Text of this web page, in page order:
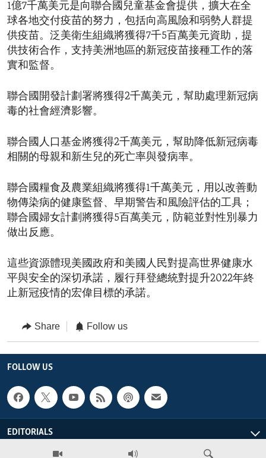
1億7千萬美元是向聯合國兒童基金會提供，擴大在全
球各地交付疫苗的努力，包括向高風險和弱勢人群提
供疫苗。泛美衛生組織將獲得7千5百萬美元資助，提
供技術合作，支持美洲地區的新冠疫苗接種工作的落
實和監督。
聯合國開發計劃署將獲得2千萬美元，幫助處理新冠病
毒的社會經濟影響。
聯合國人口基金將獲得2千萬美元，幫助降低新冠病毒
相關的母親和新生兒的死亡率與發病率。
聯合國糧食及農業組織將獲得1千萬美元，用以改善動
物傳染病的健康監督、早期警告和風險評估的工具；
聯合國婦女計劃將獲得5百萬美元，防範並對性別暴力
做出反應。
這些資源體現美國政府和美國人民對提高世界健康水
平與安全的深切承諾，履行拜登總統對提升2022年終
止新冠疫情的宏偉目標的承諾。
Share Follow us
FOLLOW US
EDITORIALS